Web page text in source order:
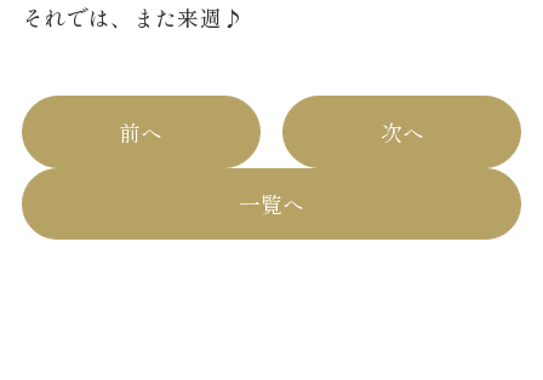
それでは、また来週♪
前へ
一覧へ
次へ